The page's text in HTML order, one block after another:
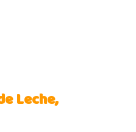
Leche,